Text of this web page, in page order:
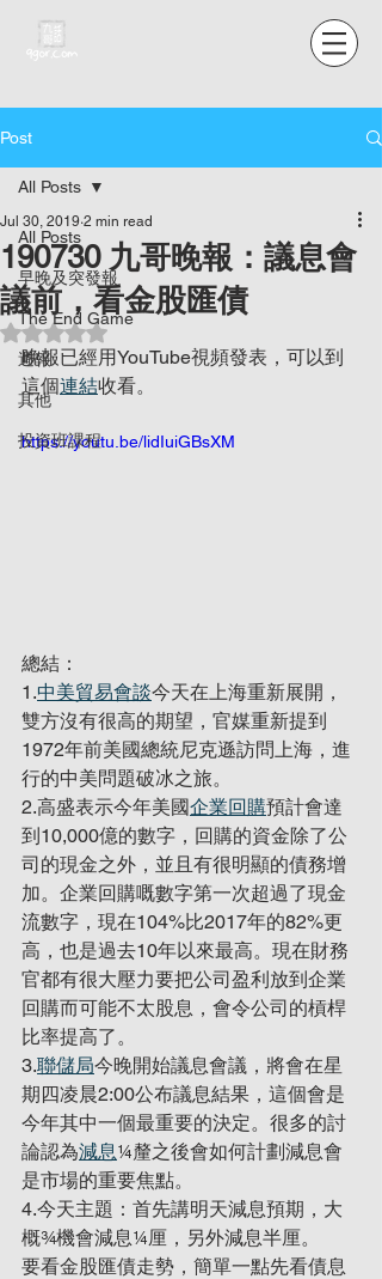
Post
All Posts
早晚及突發報
The End Game
週報
其他
投資班課程
All Posts
190730 九哥晚報：議息會
議前，看金股匯債
Jul 30, 2019 2 min read
Rated NaN out of 5 stars.
晚報已經用YouTube視頻發表，可以到
這個連結收看。
https://youtu.be/lidIuiGBsXM
總結：
1.中美貿易會談今天在上海重新展開，
雙方沒有很高的期望，官媒重新提到
1972年前美國總統尼克遜訪問上海，進
行的中美問題破冰之旅。
2.高盛表示今年美國企業回購預計會達
到10,000億的數字，回購的資金除了公
司的現金之外，並且有很明顯的債務增
加。企業回購嘅數字第一次超過了現金
流數字，現在104%比2017年的82%更
高，也是過去10年以來最高。現在財務
官都有很大壓力要把公司盈利放到企業
回購而可能不太股息，會令公司的槓桿
比率提高了。
3.聯儲局今晚開始議息會議，將會在星
期四凌晨2:00公布議息結果，這個會是
今年其中一個最重要的決定。很多的討
論認為減息¼釐之後會如何計劃減息會
是市場的重要焦點。
4.今天主題：首先講明天減息預期，大
概¾機會減息¼厘，另外減息半厘。
要看金股匯債走勢，簡單一點先看債息